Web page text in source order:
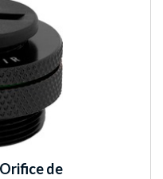
de